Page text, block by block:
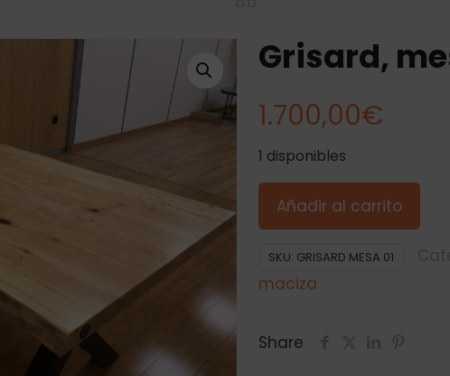
Grisard,
1.700,00€
1 disponibles
Añadir al carrito
SKU: GRISARD MESA 01
maciza
Share